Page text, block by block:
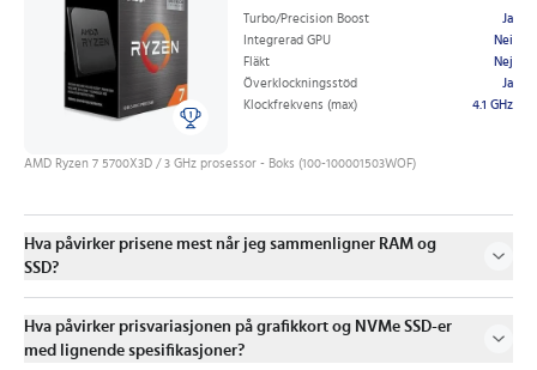
Turbo/Precision Boost
Ja
Integrerad GPU
Nei
Fläkt
Nej
Överklockningsstöd
Ja
Klockfrekvens (max)
4.1 GHz
AMD Ryzen 7 5700X3D / 3 GHz prosessor - Boks (100-100001503WOF)
Hva påvirker prisene mest når jeg sammenligner RAM og
SSD?
Hva påvirker prisvariasjonen på grafikkort og NVMe SSD-er
med lignende spesifikasjoner?